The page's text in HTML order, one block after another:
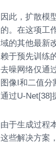
因此，扩散模
的。在这项工
域的其他最新
赖于预先训练
去噪网络仅通
图像I和二值分
通过U-Net[38]
由于生成过程
这些解决方案